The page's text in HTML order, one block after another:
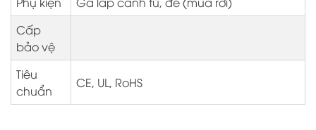
Cấp
bảo vệ
Tiêu
chuẩn
CE, UL, RoHS